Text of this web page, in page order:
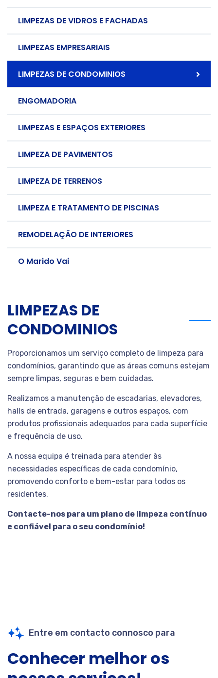
LIMPEZAS DE VIDROS E FACHADAS
LIMPEZAS EMPRESARIAIS
LIMPEZAS DE CONDOMINIOS
ENGOMADORIA
LIMPEZAS E ESPAÇOS EXTERIORES
LIMPEZA DE PAVIMENTOS
LIMPEZA DE TERRENOS
LIMPEZA E TRATAMENTO DE PISCINAS
REMODELAÇÃO DE INTERIORES
O Marido Vai
LIMPEZAS DE
CONDOMINIOS
Proporcionamos um serviço completo de limpeza para
condomínios, garantindo que as áreas comuns estejam
sempre limpas, seguras e bem cuidadas.
Realizamos a manutenção de escadarias, elevadores,
halls de entrada, garagens e outros espaços, com
produtos profissionais adequados para cada superfície
e frequência de uso.
A nossa equipa é treinada para atender às
necessidades específicas de cada condomínio,
promovendo conforto e bem-estar para todos os
residentes.
Contacte-nos para um plano de limpeza contínuo
e confiável para o seu condomínio!
Entre em contacto connosco para
Conhecer melhor os